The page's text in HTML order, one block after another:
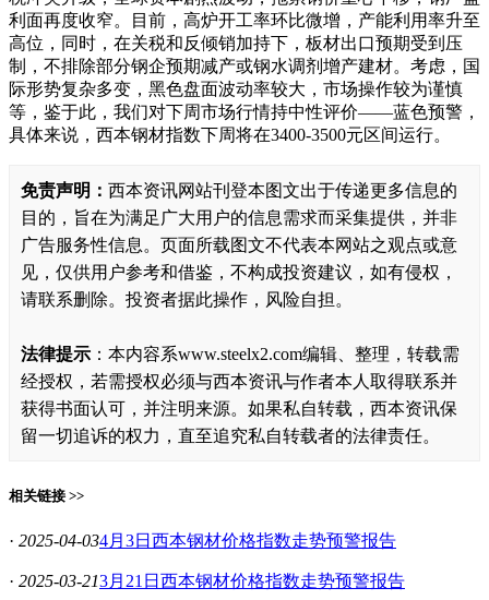
利面再度收窄。目前，高炉开工率环比微增，产能利用率升至
高位，同时，在关税和反倾销加持下，板材出口预期受到压
制，不排除部分钢企预期减产或钢水调剂增产建材。考虑，国
际形势复杂多变，黑色盘面波动率较大，市场操作较为谨慎
等，鉴于此，我们对下周市场行情持中性评价——蓝色预警，
具体来说，西本钢材指数下周将在3400-3500元区间运行。
免责声明： 西本资讯网站刊登本图文出于传递更多信息的
目的，旨在为满足广大用户的信息需求而采集提供，并非
广告服务性信息。页面所载图文不代表本网站之观点或意
见，仅供用户参考和借鉴，不构成投资建议，如有侵权，
请联系删除。投资者据此操作，风险自担。
法律提示 ：本内容系www.steelx2.com编辑、整理，转载需
经授权，若需授权必须与西本资讯与作者本人取得联系并
获得书面认可，并注明来源。如果私自转载，西本资讯保
留一切追诉的权力，直至追究私自转载者的法律责任。
相关链接 >>
· 2025-04-034月3日西本钢材价格指数走势预警报告
· 2025-03-213月21日西本钢材价格指数走势预警报告